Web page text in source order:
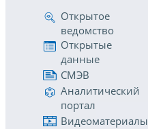
Открытое
ведомство
Открытые
данные
СМЭВ
Аналитический
портал
Видеоматериалы